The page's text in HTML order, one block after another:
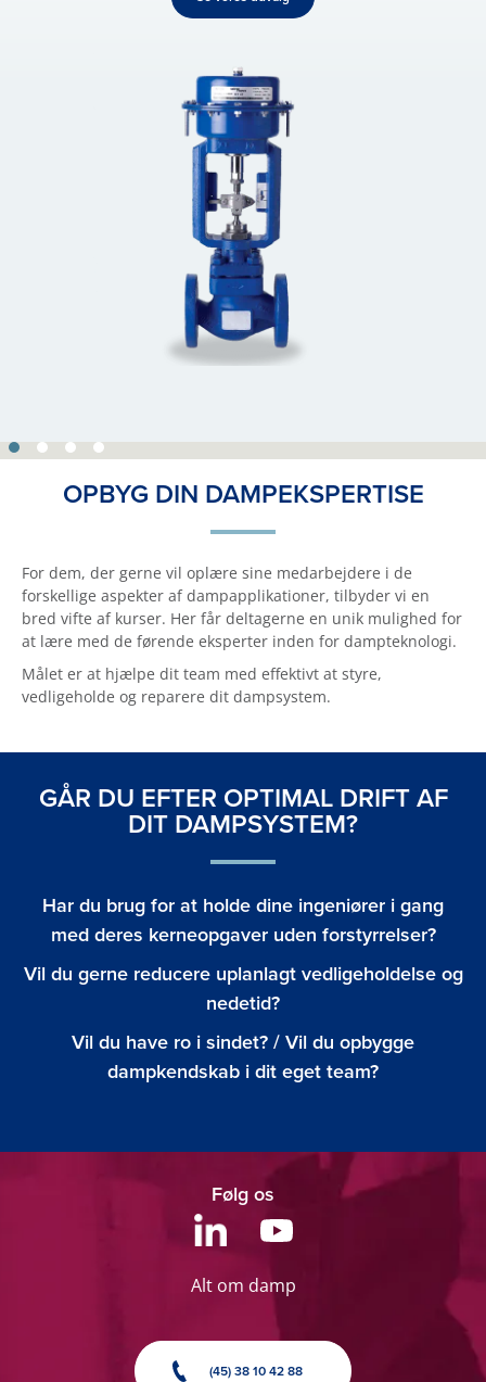
OPBYG DIN DAMPEKSPERTISE
For dem, der gerne vil oplære sine medarbejdere i de
forskellige aspekter af dampapplikationer, tilbyder vi en
bred vifte af kurser. Her får deltagerne en unik mulighed for
at lære med de førende eksperter inden for dampteknologi.
Målet er at hjælpe dit team med effektivt at styre,
vedligeholde og reparere dit dampsystem.
GÅR DU EFTER OPTIMAL DRIFT AF
DIT DAMPSYSTEM?
Har du brug for at holde dine ingeniører i gang
med deres kerneopgaver uden forstyrrelser?
Vil du gerne reducere uplanlagt vedligeholdelse og
nedetid?
Vil du have ro i sindet? / Vil du opbygge
dampkendskab i dit eget team?
Følg os
Alt om damp
(45) 38 10 42 88